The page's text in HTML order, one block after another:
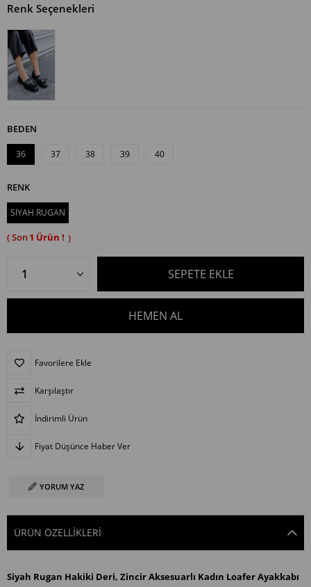
Renk Seçenekleri
BEDEN
1
36 37 38 39 40
RENK
SİYAH RUGAN
Favorilere Ekle
Karşılaştır
İndirimli Ürün
Fiyat Düşünce Haber Ver
YORUM YAZ
ÜRÜN ÖZELLIKLERI
Siyah Rugan Hakiki Deri, Zincir Aksesuarlı Kadın Loafer Ayakkabı